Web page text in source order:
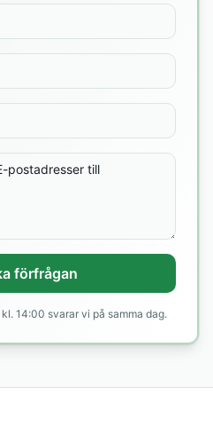
förfrågan
14:00 svarar vi på samma dag.